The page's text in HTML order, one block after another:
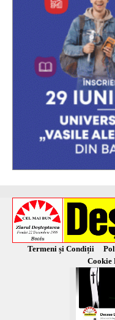
Termeni și Condiții
Cookie